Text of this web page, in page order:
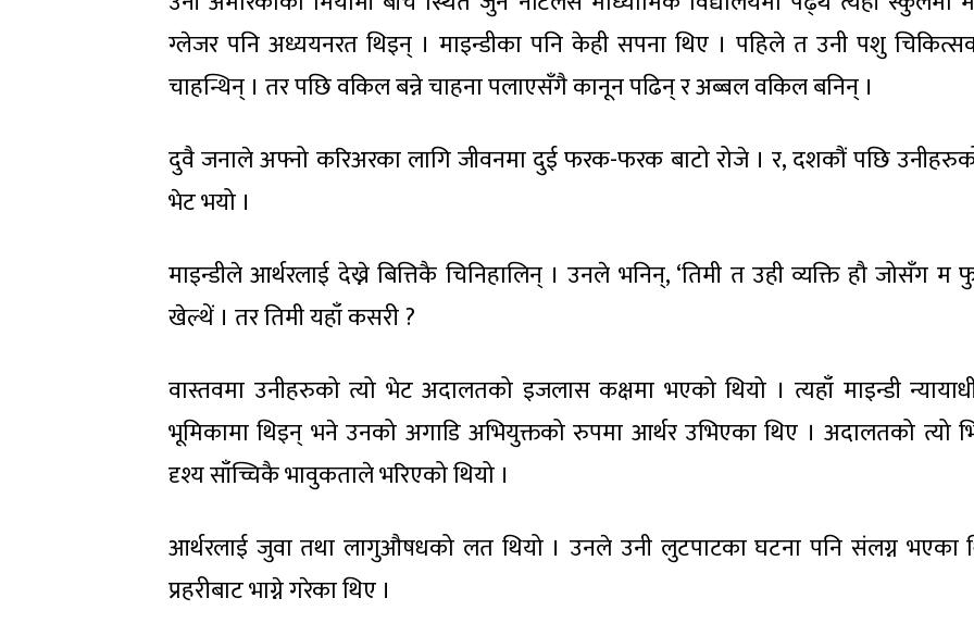
ग्लेजर पनि अध्ययनरत थिइन् । माइन्डीका पनि केही सपना थिए । पहिले त उनी पशु
चाहन्थिन् । तर पछि वकिल बन्ने चाहना पलाएसँगै कानून पढिन् र अब्बल वकिल बनिन् ।
दुवै जनाले अफ्नो करिअरका लागि जीवनमा दुई फरक-फरक बाटो रोजे । र, दशकौं पछि
भेट भयो ।
माइन्डीले आर्थरलाई देख्ने बित्तिकै चिनिहालिन् । उनले भनिन्, ‘तिमी त उही व्यक्ति हौ जोसँग
खेल्थें । तर तिमी यहाँ कसरी ?
वास्तवमा उनीहरुको त्यो भेट अदालतको इजलास कक्षमा भएको थियो । त्यहाँ माइन्डी
भूमिकामा थिइन् भने उनको अगाडि अभियुक्तको रुपमा आर्थर उभिएका थिए । अदालतको त्यो
दृश्य साँच्चिकै भावुकताले भरिएको थियो ।
आर्थरलाई जुवा तथा लागुऔषधको लत थियो । उनले उनी लुटपाटका घटना पनि संलग्न भएका
प्रहरीबाट भाग्ने गरेका थिए ।